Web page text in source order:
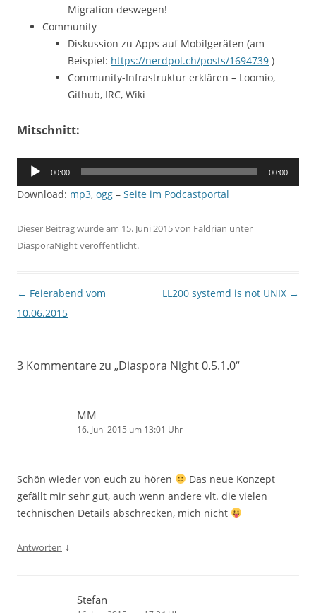
Migration deswegen!
Community
Diskussion zu Apps auf Mobilgeräten (am
Beispiel: https://nerdpol.ch/posts/1694739 )
Community-Infrastruktur erklären – Loomio,
Github, IRC, Wiki
Mitschnitt:
Audio-
00:00 00:00
Download: mp3, ogg – Seite im Podcastportal
Dieser Beitrag wurde am 15. Juni 2015von Faldrian unter
DiasporaNightveröffentlicht.
Beitragsnavigation
← Feierabend vom
10.06.2015
LL200 systemd is not UNIX →
3 Kommentare zu „Diaspora Night 0.5.1.0“
MM
16. Juni 2015 um 13:01 Uhr
Schön wieder von euch zu hören
Das neue Konzept
gefällt mir sehr gut, auch wenn andere vlt. die vielen
technischen Details abschrecken, mich nicht
Antworten ↓
Stefan